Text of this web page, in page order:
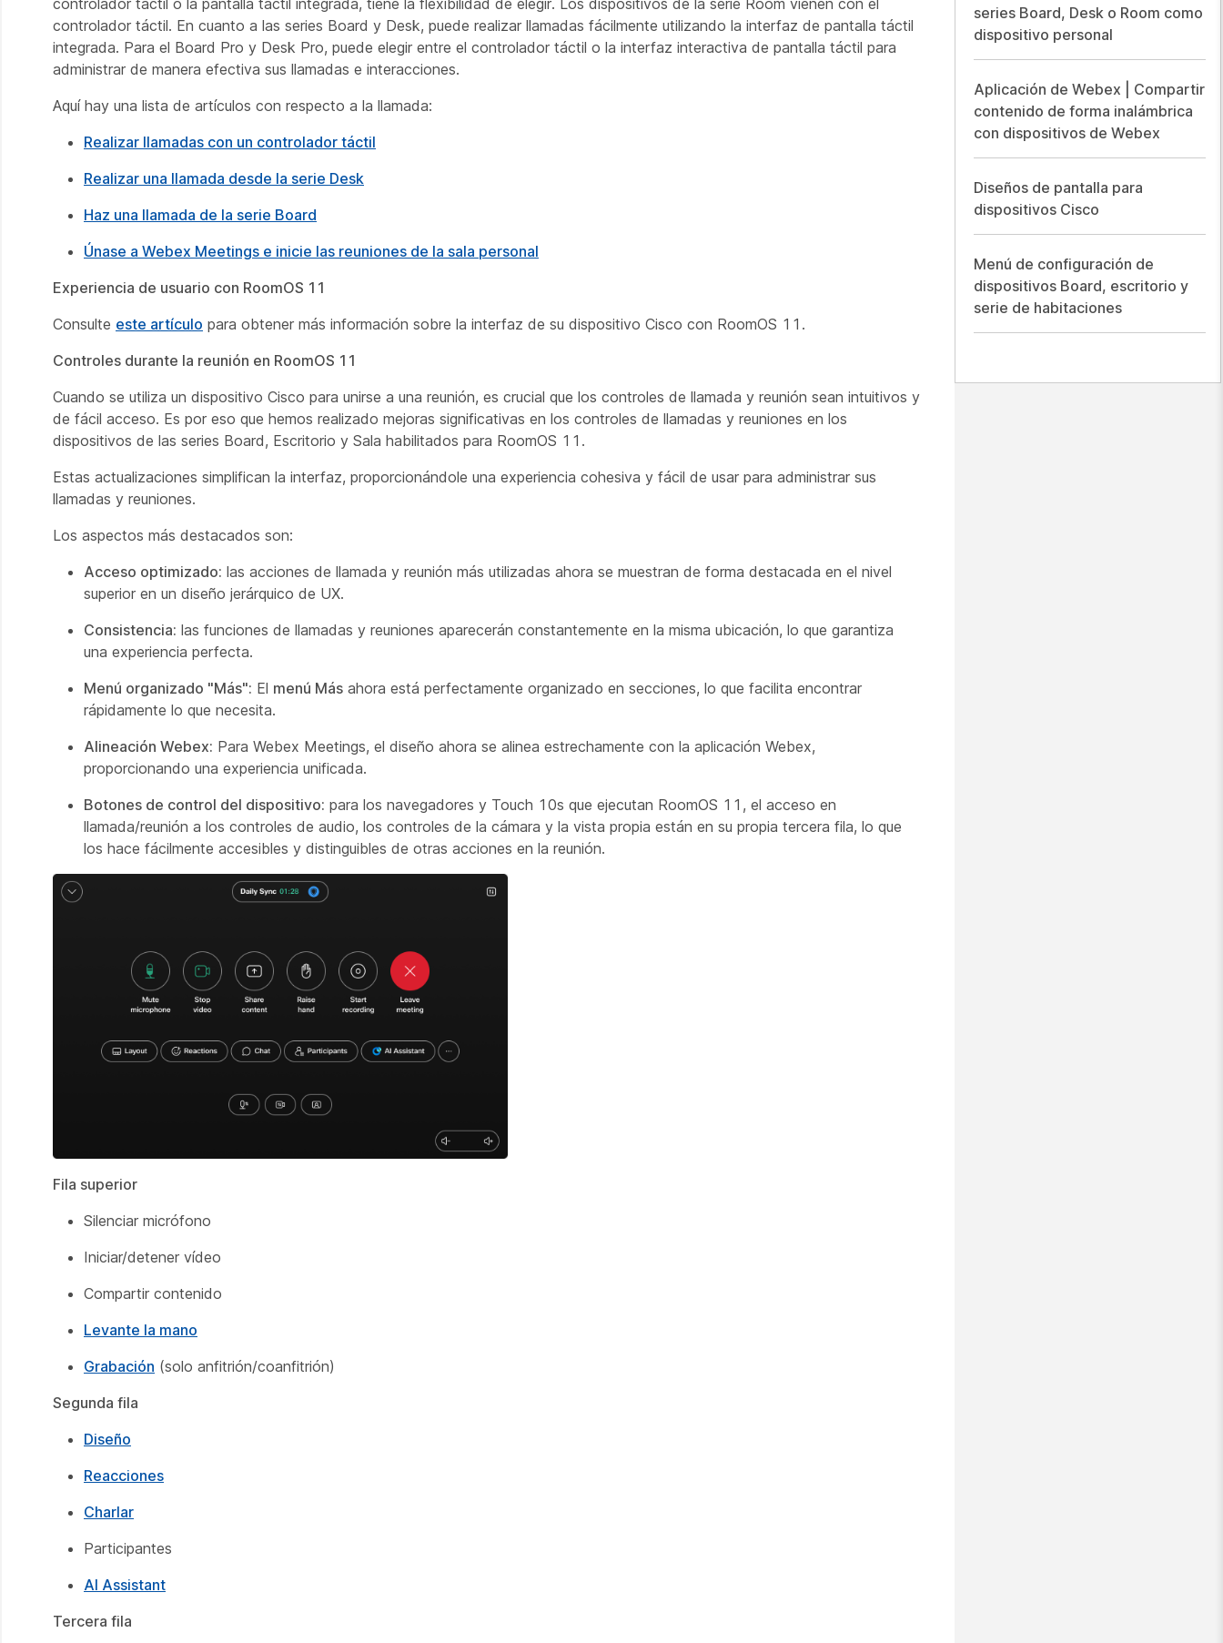
controlador táctil o la pantalla táctil integrada, tiene la flexibilidad de elegir. Los dispositivos de la serie Room vienen con el
controlador táctil. En cuanto a las series Board y Desk, puede realizar llamadas fácilmente utilizando la interfaz de pantalla táctil
integrada. Para el Board Pro y Desk Pro, puede elegir entre el controlador táctil o la interfaz interactiva de pantalla táctil para
administrar de manera efectiva sus llamadas e interacciones.
Aquí hay una lista de artículos con respecto a la llamada:
Realizar llamadas con un controlador táctil
Realizar una llamada desde la serie Desk
Haz una llamada de la serie Board
Únase a Webex Meetings e inicie las reuniones de la sala personal
Experiencia de usuario con RoomOS 11
Consulte este artículo para obtener más información sobre la interfaz de su dispositivo Cisco con RoomOS 11.
Controles durante la reunión en RoomOS 11
Cuando se utiliza un dispositivo Cisco para unirse a una reunión, es crucial que los controles de llamada y reunión sean intuitivos y
de fácil acceso. Es por eso que hemos realizado mejoras significativas en los controles de llamadas y reuniones en los
dispositivos de las series Board, Escritorio y Sala habilitados para RoomOS 11.
Estas actualizaciones simplifican la interfaz, proporcionándole una experiencia cohesiva y fácil de usar para administrar sus
llamadas y reuniones.
Los aspectos más destacados son:
Acceso optimizado: las acciones de llamada y reunión más utilizadas ahora se muestran de forma destacada en el nivel
superior en un diseño jerárquico de UX.
Consistencia: las funciones de llamadas y reuniones aparecerán constantemente en la misma ubicación, lo que garantiza
una experiencia perfecta.
Menú organizado "Más": El menú Más ahora está perfectamente organizado en secciones, lo que facilita encontrar
rápidamente lo que necesita.
Alineación Webex: Para Webex Meetings, el diseño ahora se alinea estrechamente con la aplicación Webex,
proporcionando una experiencia unificada.
Botones de control del dispositivo: para los navegadores y Touch 10s que ejecutan RoomOS 11, el acceso en
llamada/reunión a los controles de audio, los controles de la cámara y la vista propia están en su propia tercera fila, lo que
los hace fácilmente accesibles y distinguibles de otras acciones en la reunión.
Fila superior
Silenciar micrófono
Iniciar/detener vídeo
Compartir contenido
Levante la mano
Grabación (solo anfitrión/coanfitrión)
Segunda fila
Diseño
Reacciones
Charlar
Participantes
AI Assistant
Tercera fila
series Board, Desk o Room como
dispositivo personal
Aplicación de Webex | Compartir
contenido de forma inalámbrica
con dispositivos de Webex
Diseños de pantalla para
dispositivos Cisco
Menú de configuración de
dispositivos Board, escritorio y
serie de habitaciones